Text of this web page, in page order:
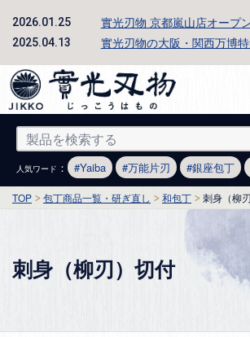
2026.01.25 實光刃物 京都嵐山店オープ
2025.04.13 實光刃物の大阪・関西万博
人気ワード ： Yaiba 万能片刃 銀座包丁
TOP 包丁商品一覧・研ぎ直し 和包丁 刺身（柳
刺身（柳刃）切付